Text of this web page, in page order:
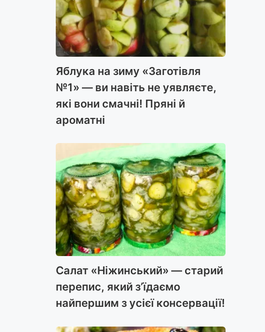
Яблука на зиму «Заготівля
№1» — ви навіть не уявляєте,
які вони смачні! Пряні й
ароматні
Салат «Ніжинський» — старий
перепис, який з’їдаємо
найпершим з усієї консервації!